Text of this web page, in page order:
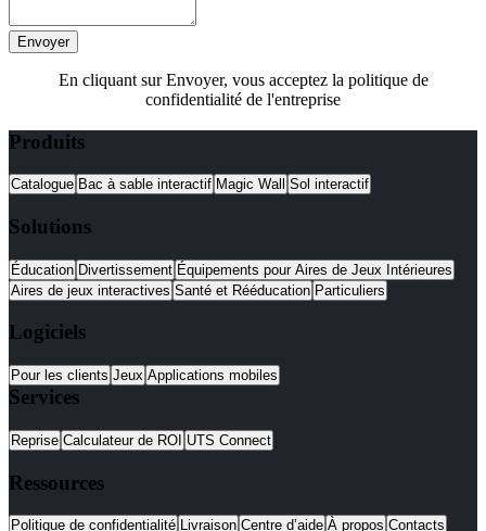
Envoyer
En cliquant sur Envoyer, vous acceptez la politique de
confidentialité de l'entreprise
Produits
Catalogue Bac à sable interactif Magic Wall Sol interactif
Solutions
Éducation Divertissement Équipements pour Aires de Jeux Intérieures
Aires de jeux interactives Santé et Rééducation Particuliers
Logiciels
Pour les clients Jeux Applications mobiles
Services
Reprise Calculateur de ROI UTS Connect
Ressources
Politique de confidentialité Livraison Centre d’aide À propos Contacts